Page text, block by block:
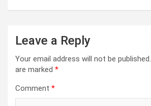
Leave a Reply
Your email address will not be published.
are marked *
Comment *